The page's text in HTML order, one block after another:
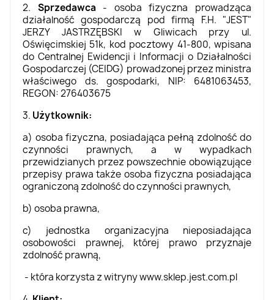
2. Sprzedawca - osoba fizyczna prowadząca
działalność gospodarczą pod firmą F.H. "JEST"
JERZY JASTRZĘBSKI w Gliwicach przy ul.
Oświęcimskiej 51k, kod pocztowy 41-800, wpisana
do Centralnej Ewidencji i Informacji o Działalności
Gospodarczej (CEIDG) prowadzonej przez ministra
właściwego ds. gospodarki, NIP: 6481063453,
REGON: 276403675
3. Użytkownik:
a) osoba fizyczna, posiadająca pełną zdolność do
czynności prawnych, a w wypadkach
przewidzianych przez powszechnie obowiązujące
przepisy prawa także osoba fizyczna posiadająca
ograniczoną zdolność do czynności prawnych,
b) osoba prawna,
c) jednostka organizacyjna nieposiadająca
osobowości prawnej, której prawo przyznaje
zdolność prawną,
- która korzysta z witryny www.sklep.jest.com.pl